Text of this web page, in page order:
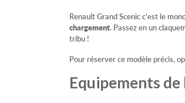
Renault Grand Scenic c'est le
chargement. Passez en un
tribu !
Pour réserver ce modèle précis,
Equipements